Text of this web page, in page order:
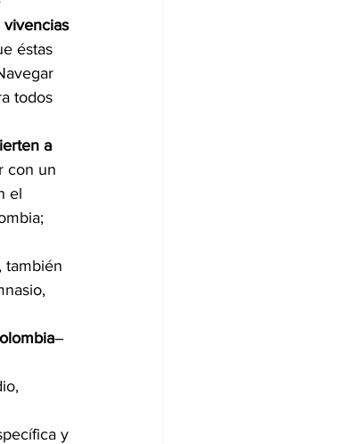
vivencias
éstas
todos
a
con un
el
también
–
y